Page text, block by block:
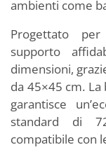
ambienti come
Progettato
supporto
dimensioni,
da 45×45 cm.
garantisce
standard di
compatibile con